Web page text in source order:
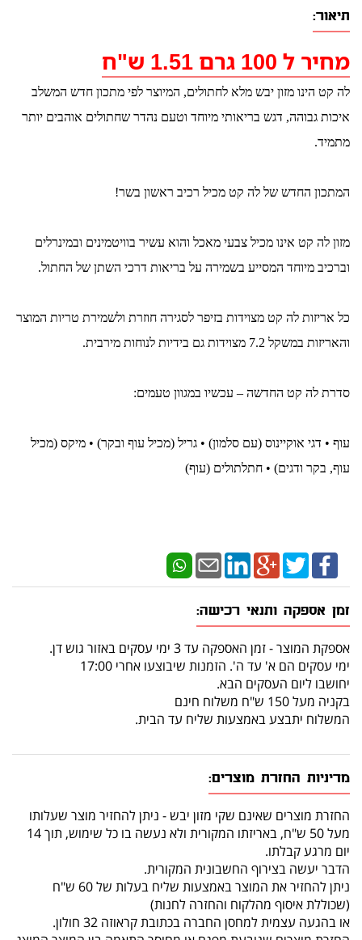
תיאור:
מחיר ל 100 גרם 1.51 ש"ח
לה קט הינו מזון יבש מלא לחתולים, המיוצר לפי מתכון חדש המשלב
איכות גבוהה, דגש בריאותי מיוחד וטעם נהדר שחתולים אוהבים יותר
מתמיד.
המתכון החדש של לה קט מכיל רכיב ראשון בשר!
מזון לה קט אינו מכיל צבעי מאכל והוא עשיר בוויטמינים ובמינרלים
וברכיב מיוחד המסייע בשמירה על בריאות דרכי השתן של החתול.
כל אריזות לה קט מצוידות בזיפר לסגירה חוזרת ולשמירת טריות המוצר
והאריזות במשקל 7.2 מצוידות גם בידיות לנוחות מירבית.
סדרת לה קט החדשה – עכשיו במגוון טעמים:
עוף • דגי אוקיינוס (עם סלמון) • גריל (מכיל עוף ובקר) • מיקס (מכיל
עוף, בקר ודגים) • חתלתולים (עוף)
זמן אספקה ותנאי רכישה:
אספקת המוצר - זמן האספקה עד 3 ימי עסקים באזור גוש דן.
ימי עסקים הם א' עד ה'. הזמנות שיבוצעו אחרי 17:00
יחושבו ליום העסקים הבא.
בקניה מעל 150 ש"ח משלוח חינם
המשלוח יתבצע באמצעות שליח עד הבית.
מדיניות החזרת מוצרים:
החזרת מוצרים שאינם שקי מזון יבש - ניתן להחזיר מוצר שעלותו
מעל 50 ש"ח, באריזתו המקורית ולא נעשה בו כל שימוש, תוך 14
יום מרגע קבלתו.
הדבר יעשה בצירוף החשבונית המקורית.
ניתן להחזיר את המוצר באמצעות שליח בעלות של 60 ש"ח
(שכוללת איסוף מהלקוח והחזרה לחנות)
או בהגעה עצמית למחסן החברה בכתובת קראוזה 32 חולון.